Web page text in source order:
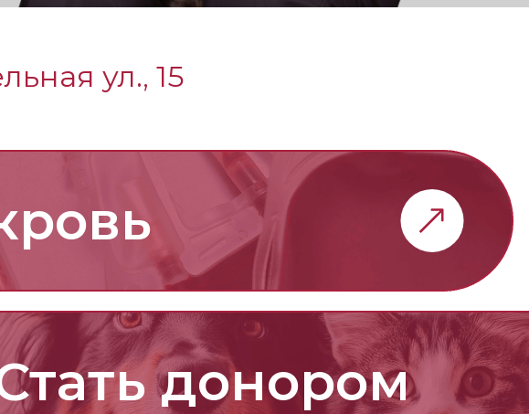
ул., 15
донором